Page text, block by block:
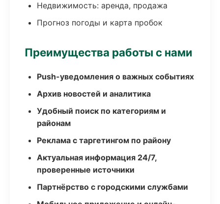
Недвижимость: аренда, продажа
Прогноз погоды и карта пробок
Преимущества работы с нами
Push-уведомления о важных событиях
Архив новостей и аналитика
Удобный поиск по категориям и
районам
Реклама с таргетингом по району
Актуальная информация 24/7,
проверенные источники
Партнёрство с городскими службами